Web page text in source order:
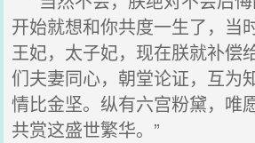
开始就想和你共度一生了，当
王妃，太子妃，现在朕就补偿
们夫妻同心，朝堂论证，互为
情比金坚。纵有六宫粉黛，唯
共赏这盛世繁华。”